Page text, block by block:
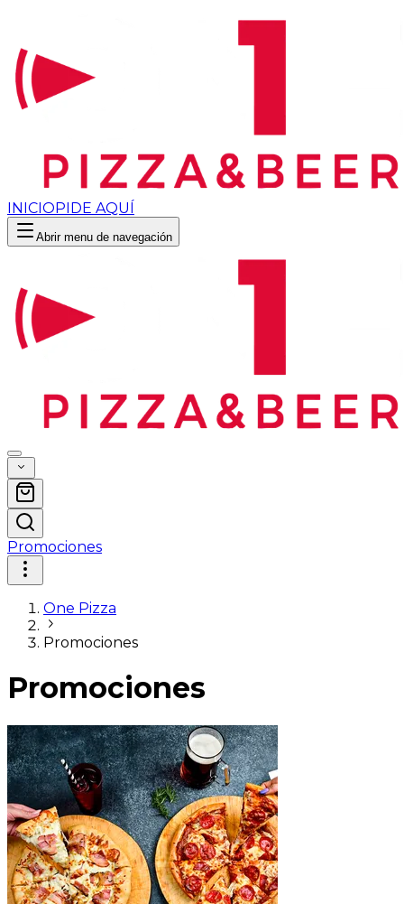
INICIO PIDE AQUÍ
Abrir menu de navegación
Promociones
One Pizza
Promociones
Promociones